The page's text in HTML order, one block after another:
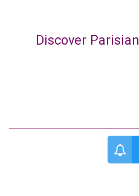
صابون دیسکاور پاریسین Discover Parisian